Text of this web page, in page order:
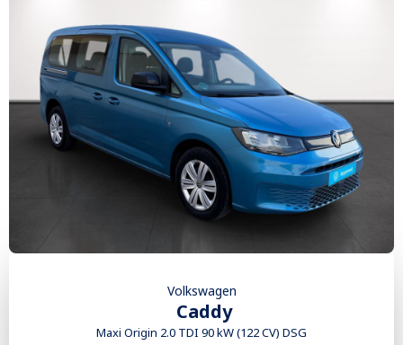
Volkswagen
Caddy
Maxi Origin 2.0 TDI 90 kW (122 CV) DSG